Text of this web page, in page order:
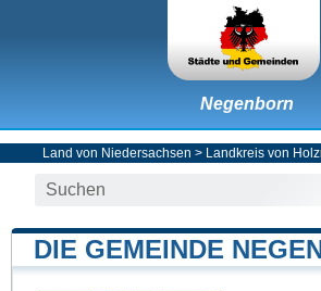
Negenborn
Land von Niedersachsen > Landkreis von
DIE GEMEINDE